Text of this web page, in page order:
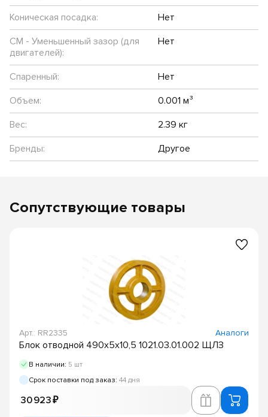
Коническая посадка:
Нет
CM - Уменьшенный зазор (для
двигателей):
Нет
Спаренный:
Нет
Объем:
0.001 м³
Вес:
2.39 кг
Бренды:
Другое
Сопутствующие товары
Арт.: RR2335 Аналоги
Блок отводной 490х5х10,5 1021.03.01.002 ЩЛЗ
В наличии: 5 шт
Срок поставки под заказ: 44 дня
30 923 ₽